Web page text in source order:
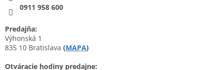
0911 958 600
Predajňa:
Výhonská 1
835 10 Bratislava (MAPA)
Otváracie hodiny predajne: